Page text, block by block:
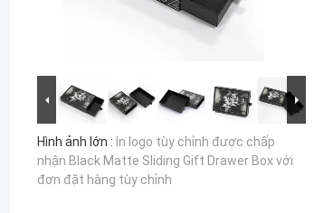
Hình ảnh lớn : In logo tùy chỉnh được chấp
nhận Black Matte Sliding Gift Drawer Box với
đơn đặt hàng tùy chỉnh